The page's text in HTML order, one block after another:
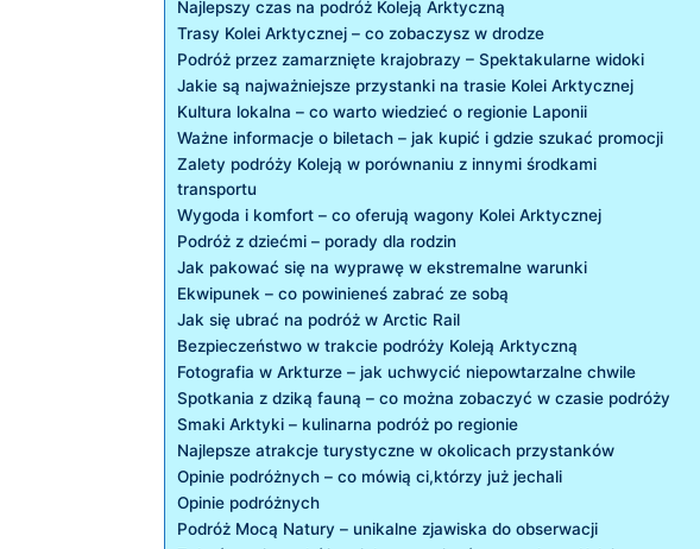
Najlepszy czas na​ podróż Koleją Arktyczną
Trasy Kolei ​Arktycznej – co ⁢zobaczysz w drodze
Podróż przez zamarznięte krajobrazy – Spektakularne‌ widoki
Jakie są najważniejsze przystanki na trasie Kolei Arktycznej
Kultura lokalna – co ⁢warto ⁢wiedzieć o regionie Laponii
Ważne informacje o ‌biletach – jak kupić i ⁢gdzie szukać promocji
Zalety ⁢podróży Koleją w porównaniu z innymi ​środkami
transportu
Wygoda i komfort – co oferują wagony⁢ Kolei‌ Arktycznej
Podróż z dziećmi – porady dla rodzin
Jak pakować się ‌na ‍wyprawę ‌w​ ekstremalne warunki
Ekwipunek – co ⁣powinieneś zabrać ze ⁢sobą
Jak się ubrać na podróż w Arctic Rail
Bezpieczeństwo‌ w trakcie podróży Koleją‌ Arktyczną
Fotografia‌ w Arkturze –‍ jak⁣ uchwycić niepowtarzalne chwile
Spotkania z dziką fauną – co można zobaczyć w czasie podróży
Smaki ⁤Arktyki – kulinarna podróż po ​regionie
Najlepsze atrakcje turystyczne w okolicach⁤ przystanków
Opinie podróżnych​ – co mówią ‍ci,którzy‌ już⁢ jechali
Opinie podróżnych
Podróż Mocą Natury –​ unikalne zjawiska do‍ obserwacji